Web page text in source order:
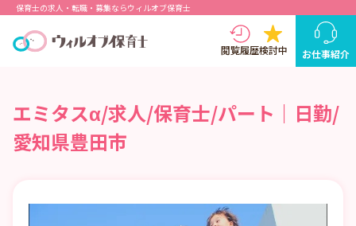
保育士の求人・転職・募集ならウィルオブ保育士
閲覧履歴検討中 お仕事紹介
エミタスα/求人/保育士/パート｜日勤/
愛知県豊田市